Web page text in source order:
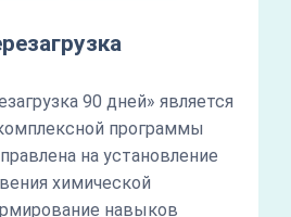
90 дней» является
программы
на установление
химической
навыков